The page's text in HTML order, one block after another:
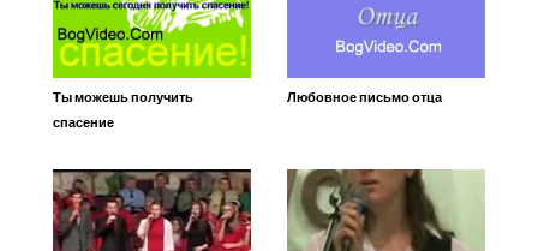
Ты можешь получить
спасение
Любовное письмо отца